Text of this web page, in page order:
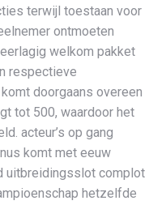
terwijl toestaan ​​voor
ontmoeten
welkom pakket
respectieve
doorgaans overeen
tot 500, waardoor het
acteur’s op gang
komt met eeuw
uitbreidingsslot complot
hetzelfde